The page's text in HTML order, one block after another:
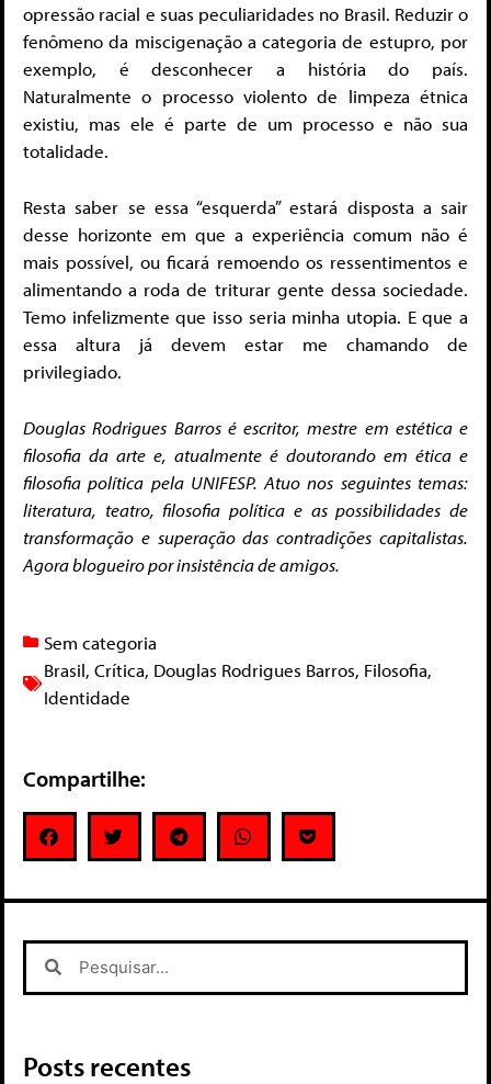
opressão racial e suas peculiaridades no Brasil. Reduzir o
fenômeno da miscigenação a categoria de estupro, por
exemplo, é desconhecer a história do país.
Naturalmente o processo violento de limpeza étnica
existiu, mas ele é parte de um processo e não sua
totalidade.
Resta saber se essa “esquerda” estará disposta a sair
desse horizonte em que a experiência comum não é
mais possível, ou ficará remoendo os ressentimentos e
alimentando a roda de triturar gente dessa sociedade.
Temo infelizmente que isso seria minha utopia. E que a
essa altura já devem estar me chamando de
privilegiado.
Douglas Rodrigues Barros é escritor, mestre em estética e
filosofia da arte e, atualmente é doutorando em ética e
filosofia política pela UNIFESP. Atuo nos seguintes temas:
literatura, teatro, filosofia política e as possibilidades de
transformação e superação das contradições capitalistas.
Agora blogueiro por insistência de amigos.
Sem categoria
Brasil, Crítica, Douglas Rodrigues Barros, Filosofia,
Identidade
Compartilhe:
Posts recentes